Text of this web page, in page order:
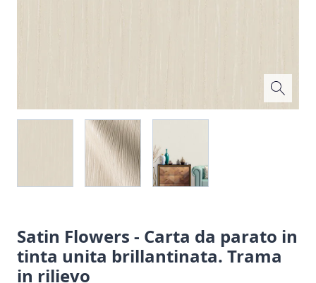
Satin Flowers - Carta da parato in
tinta unita brillantinata. Trama
in rilievo